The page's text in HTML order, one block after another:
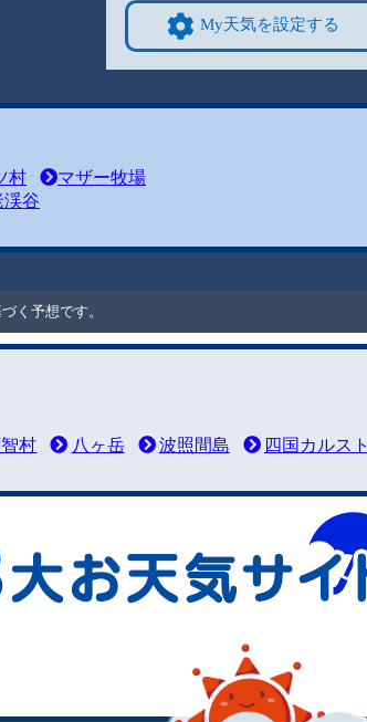
My天気を設定する
村
マザー牧場
渓谷
く予想です。
村 八ヶ岳 波照間島 四国カルスト